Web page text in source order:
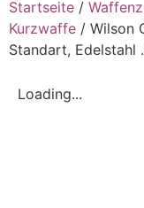
Startseite /
Kurzwaffe / Wilson
Standart, Edelstahl
Loading...